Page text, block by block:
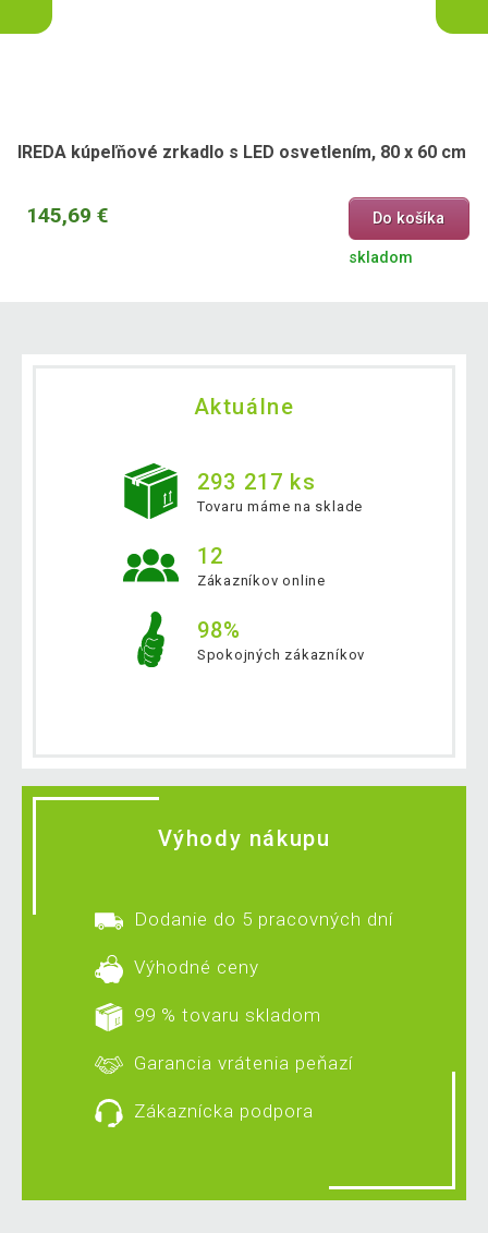
IREDA kúpeľňové zrkadlo s LED osvetlením, 80 x 60 cm
145,69 € Do košíka
skladom
Aktuálne
293 217 ks
Tovaru máme na sklade
12
Zákazníkov online
98%
Spokojných zákazníkov
Výhody nákupu
Dodanie do 5 pracovných dní
Výhodné ceny
99 % tovaru skladom
Garancia vrátenia peňazí
Zákaznícka podpora